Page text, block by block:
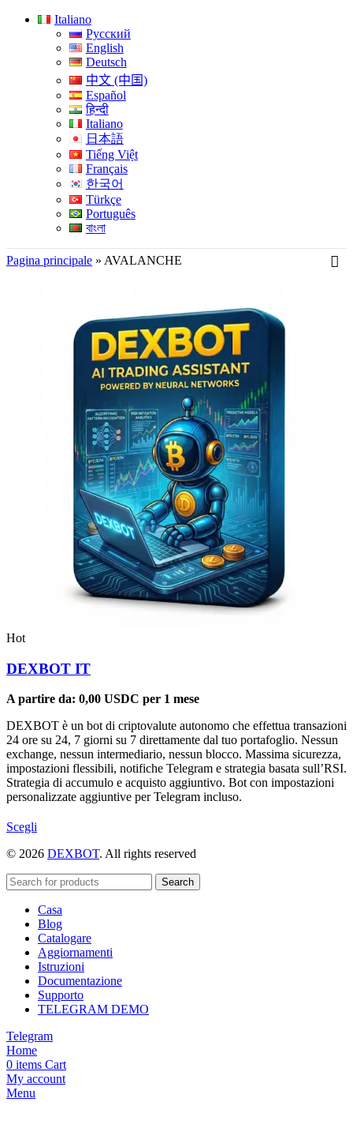
Italiano
Русский
English
Deutsch
中文 (中国)
Español
हिन्दी
Italiano
日本語
Tiếng Việt
Français
한국어
Türkçe
Português
বাংলা
Pagina principale » AVALANCHE
Hot
DEXBOT IT
A partire da: 0,00 USDC per 1 mese
DEXBOT è un bot di criptovalute autonomo che effettua transazioni
24 ore su 24, 7 giorni su 7 direttamente dal tuo portafoglio. Nessun
exchange, nessun intermediario, nessun blocco. Massima sicurezza,
impostazioni flessibili, notifiche Telegram e strategia basata sull’RSI.
Strategia di accumulo e acquisto aggiuntivo. Bot con impostazioni
personalizzate aggiuntive per Telegram incluso.
Scegli
ha
varianti.
opzioni
possono
essere
scelte
nella
pagina
del
prodotto
© 2026 DEXBOT. All rights reserved
Search
Casa
Blog
Catalogare
Aggiornamenti
Istruzioni
Documentazione
Supporto
TELEGRAM DEMO
Telegram
Home
0 items Cart
My account
Menu